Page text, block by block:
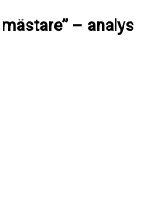
– analys